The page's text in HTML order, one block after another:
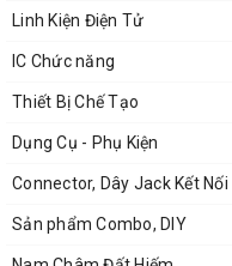
Mặt Bên
Linh Kiện Điện Tử
IC Chức năng
Thiết Bị Chế Tạo
Dụng Cụ - Phụ Kiện
Connector, Dây Jack Kết Nối
Sản phẩm Combo, DIY